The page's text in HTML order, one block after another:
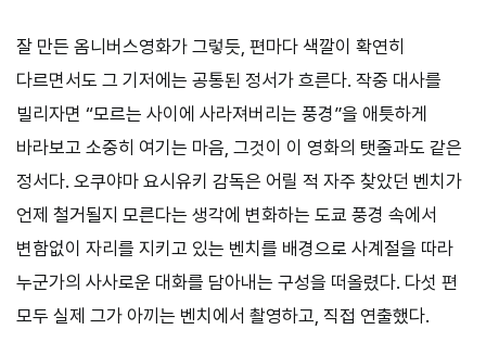
잘 만든 옴니버스영화가 그렇듯, 편마다 색깔이 확연히
다르면서도 그 기저에는 공통된 정서가 흐른다. 작중 대사를
빌리자면 “모르는 사이에 사라져버리는 풍경”을 애틋하게
바라보고 소중히 여기는 마음, 그것이 이 영화의 탯줄과도 같은
정서다. 오쿠야마 요시유키 감독은 어릴 적 자주 찾았던 벤치가
언제 철거될지 모른다는 생각에 변화하는 도쿄 풍경 속에서
변함없이 자리를 지키고 있는 벤치를 배경으로 사계절을 따라
누군가의 사사로운 대화를 담아내는 구성을 떠올렸다. 다섯 편
모두 실제 그가 아끼는 벤치에서 촬영하고, 직접 연출했다.